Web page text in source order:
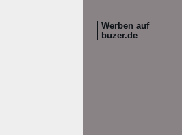
Werben auf
buzer.de